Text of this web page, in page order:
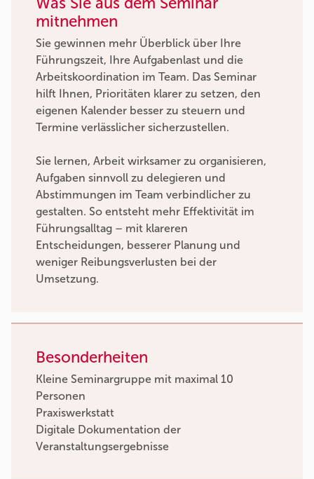
mitnehmen
Sie gewinnen mehr Überblick über Ihre
Führungszeit, Ihre Aufgabenlast und die
Arbeitskoordination im Team. Das Seminar
hilft Ihnen, Prioritäten klarer zu setzen, den
eigenen Kalender besser zu steuern und
Termine verlässlicher sicherzustellen.
Sie lernen, Arbeit wirksamer zu organisieren,
Aufgaben sinnvoll zu delegieren und
Abstimmungen im Team verbindlicher zu
gestalten. So entsteht mehr Effektivität im
Führungsalltag – mit klareren
Entscheidungen, besserer Planung und
weniger Reibungsverlusten bei der
Umsetzung.
Besonderheiten
Kleine Seminargruppe mit maximal 10
Personen
Praxiswerkstatt
Digitale Dokumentation der
Veranstaltungsergebnisse